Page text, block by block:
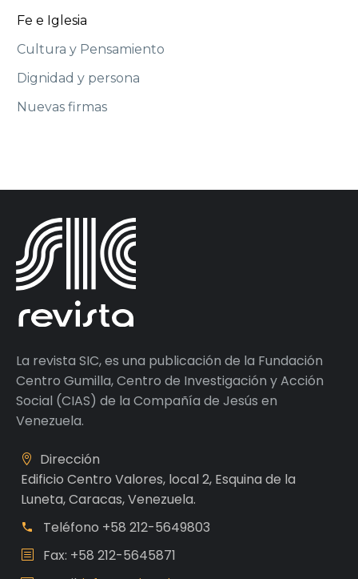
Fe e Iglesia
Cultura y Pensamiento
Dignidad y persona
Nuevas firmas
La revista SIC, es una publicación de la Fundación
Centro Gumilla, Centro de Investigación y Acción
Social (CIAS) de la Compañía de Jesús en
Venezuela.
Dirección
Edificio Centro Valores, local 2, Esquina de la
Luneta, Caracas, Venezuela.
Teléfono +58 212-5649803
Fax: +58 212-5645871